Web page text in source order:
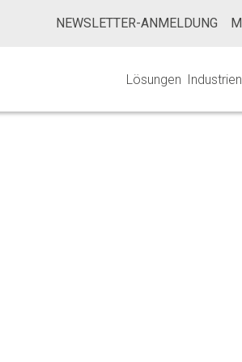
NEWSLETTER-ANMELDUNG
Lösungen Industrien